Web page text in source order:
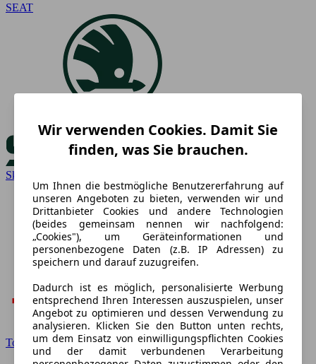
SEAT
Skoda
Toyota
Wir verwenden Cookies. Damit Sie
finden, was Sie brauchen.
Um Ihnen die bestmögliche Benutzererfahrung auf
unseren Angeboten zu bieten, verwenden wir und
Drittanbieter Cookies und andere Technologien
(beides gemeinsam nennen wir nachfolgend:
„Cookies"), um Geräteinformationen und
personenbezogene Daten (z.B. IP Adressen) zu
speichern und darauf zuzugreifen.
Dadurch ist es möglich, personalisierte Werbung
entsprechend Ihren Interessen auszuspielen, unser
Angebot zu optimieren und dessen Verwendung zu
analysieren. Klicken Sie den Button unten rechts,
um dem Einsatz von einwilligungspflichten Cookies
und der damit verbundenen Verarbeitung